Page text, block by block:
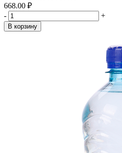
668.00 ₽
-
+
В корзину